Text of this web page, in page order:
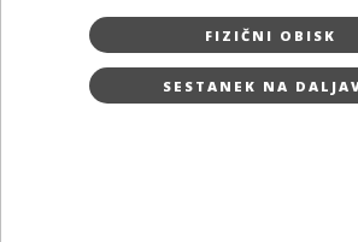
FIZIČNI OBISK
SESTANEK NA